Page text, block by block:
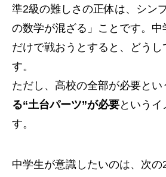
準2級の難しさの正体は、シン
の数学が混ざる」ことです。中
だけで戦おうとすると、どうし
す。
ただし、高校の全部が必要とい
る“土台パーツ”が必要という
す。
中学生が意識したいのは、次